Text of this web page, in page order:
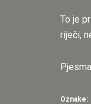
To je
riječi,
Oznake: